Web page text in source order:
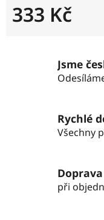
333 Kč
Jsme
Rychlé
Všechny
při